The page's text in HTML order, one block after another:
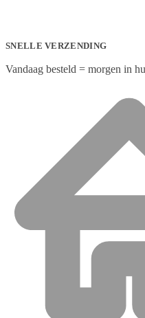
SNELLE VERZENDING
Vandaag besteld = morgen in